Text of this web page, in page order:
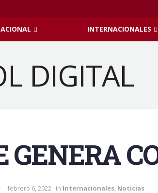
INTERNACIONALES
GENERA
febrero 6, 2022 in Internacionales Noticias